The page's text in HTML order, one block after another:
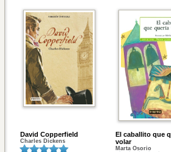
David Copperfield
Charles Dickens
El caballito que
volar
Marta Osorio